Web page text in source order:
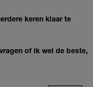
keren klaar te
of ik wel de beste,